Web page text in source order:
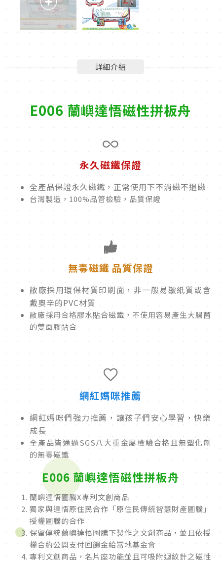
詳細介紹
E006 蘭嶼達悟磁性拼板舟
永久磁鐵保證
全產品保證永久磁鐵，正常使用下不消磁不退磁
台灣製造，100%品管檢驗，品質保證
無毒磁鐵 品質保證
敝廠採用環保材質印刷面，非一般易皺紙質或含
戴奧辛的PVC材質
敝廠採用合格膠水貼合磁鐵，不使用容易產生大腸菌
的雙面膠貼合
網紅媽咪推薦
網紅媽咪們強力推薦，讓孩子們安心學習，快樂
成長
全產品皆通過SGS八大重金屬檢驗合格且無塑化劑
的無毒磁鐵
E006 蘭嶼達悟磁性拼板舟
蘭嶼達悟圖騰X專利文創商品
獨家與達悟原住民合作「原住民傳統智慧財產圖騰」
授權圖騰的合作
保留傳統蘭嶼達悟圖騰下製作之文創商品，並且依授
權合約公開支付回饋金給當地基金會
專利文創商品，名片座功能並且可吸附迴紋針之磁性